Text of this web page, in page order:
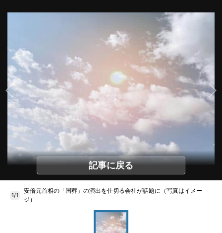
記事に戻る
1/1
安倍元首相の「国葬」の演出を仕切る会社が話題に（写真はイメー
ジ）